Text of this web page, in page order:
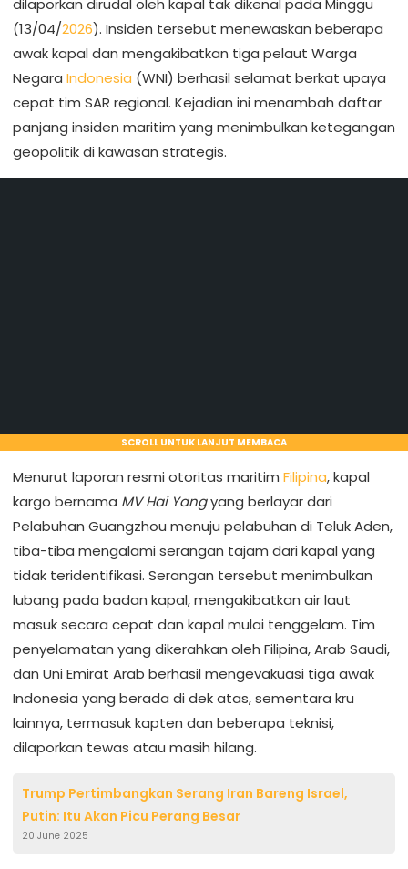
dilaporkan dirudal oleh kapal tak dikenal pada Minggu
(13/04/2026). Insiden tersebut menewaskan beberapa
awak kapal dan mengakibatkan tiga pelaut Warga
Negara Indonesia (WNI) berhasil selamat berkat upaya
cepat tim SAR regional. Kejadian ini menambah daftar
panjang insiden maritim yang menimbulkan ketegangan
geopolitik di kawasan strategis.
SCROLL UNTUK LANJUT MEMBACA
Menurut laporan resmi otoritas maritim Filipina, kapal
kargo bernama MV Hai Yangyang berlayar dari
Pelabuhan Guangzhou menuju pelabuhan di Teluk Aden,
tiba-tiba mengalami serangan tajam dari kapal yang
tidak teridentifikasi. Serangan tersebut menimbulkan
lubang pada badan kapal, mengakibatkan air laut
masuk secara cepat dan kapal mulai tenggelam. Tim
penyelamatan yang dikerahkan oleh Filipina, Arab Saudi,
dan Uni Emirat Arab berhasil mengevakuasi tiga awak
Indonesia yang berada di dek atas, sementara kru
lainnya, termasuk kapten dan beberapa teknisi,
dilaporkan tewas atau masih hilang.
Trump Pertimbangkan Serang Iran Bareng Israel,
Putin: Itu Akan Picu Perang Besar
20 June 2025